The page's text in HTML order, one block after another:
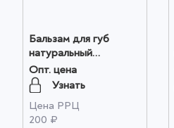
Бальзам для губ
натуральный
"БАРБАРИС"
(УХАЖИВАЮЩИЙ),
4,5мл оптом
Опт. цена
Узнать
Цена РРЦ
200 ₽